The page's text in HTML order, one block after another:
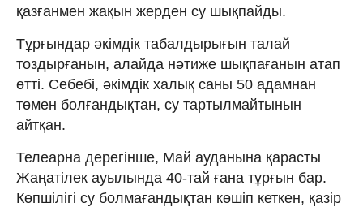
қазғанмен жақын жерден су шықпайды.
Тұрғындар әкімдік табалдырығын талай
тоздырғанын, алайда нәтиже шықпағанын атап
өтті. Себебі, әкімдік халық саны 50 адамнан
төмен болғандықтан, су тартылмайтынын
айтқан.
Телеарна дерегінше, Май ауданына қарасты
Жаңатілек ауылында 40-тай ғана тұрғын бар.
Көпшілігі су болмағандықтан көшіп кеткен, қазір